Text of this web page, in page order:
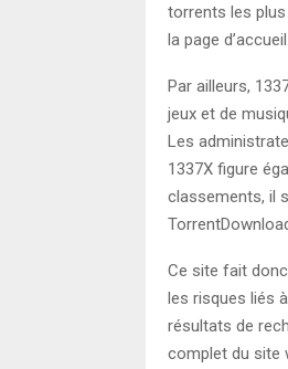
torrents les
la page d’accueil.
Par ailleurs,
jeux et de
Les
1337X figure
classements, il
Ce site fait
les risques liés
résultats de
complet du site